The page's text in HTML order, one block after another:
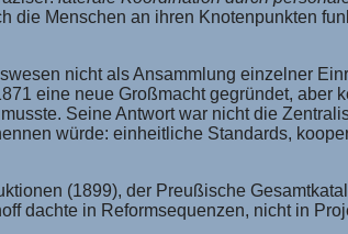
die Menschen an ihren Knotenpunkten
nicht als Ansammlung einzelner
eine neue Großmacht gegründet, aber
Seine Antwort war nicht die
würde: einheitliche Standards,
(1899), der Preußische
dachte in Reformsequenzen, nicht in